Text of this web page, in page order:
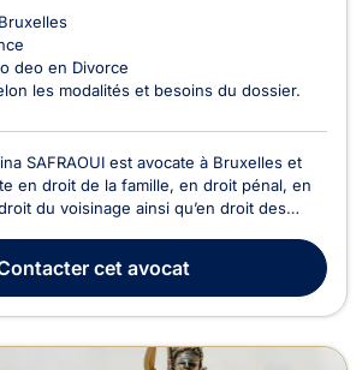
deo en Divorce
les modalités et besoins du dossier.
SAFRAOUI est avocate à Bruxelles et
en droit de la famille, en droit pénal, en
du voisinage ainsi qu’en droit des
et représente ses clients dans les affaires
cet avocat